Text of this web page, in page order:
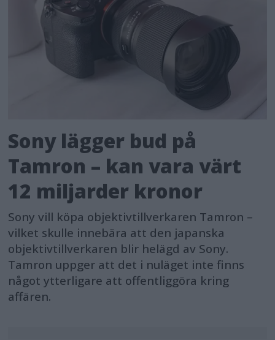
Sony lägger bud på
Tamron – kan vara värt
12 miljarder kronor
Sony vill köpa objektivtillverkaren Tamron –
vilket skulle innebära att den japanska
objektivtillverkaren blir helägd av Sony.
Tamron uppger att det i nuläget inte finns
något ytterligare att offentliggöra kring
affären.